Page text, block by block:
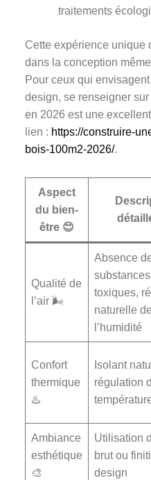
traitements
Cette expérience unique
dans la conception
Pour ceux qui
design, se renseigner
en 2026 est une
lien : https://construire-
bois-100m2-2026/.
Aspect
du bien-
être 😊
Qualité de
l’air 🌬️
Absence
substances
toxiques,
naturelle de
l’humidité
Confort
thermique
♨️
Isolant
régulation
Ambiance
esthétique
🎨
Utilisation
brut ou
design